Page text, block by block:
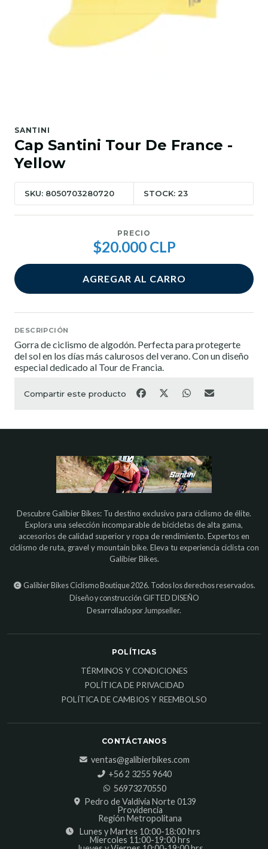
SANTINI
Cap Santini Tour De France -
Yellow
SKU: 8050703280720 STOCK: 23
PRECIO
$20.000 CLP
AGREGAR AL CARRO
DESCRIPCIÓN
Gorra de ciclismo de algodón. Perfecta para protegerte
del sol en los días más calurosos del verano. Con un diseño
especial dedicado al Tour de Francia.
Compartir este producto
Descubre Galibier Bikes: Tu destino exclusivo para ciclismo de élite.
Explora una selección incomparable de bicicletas de alta gama,
accesorios de calidad superior y ropa de rendimiento. Expertos en
ciclismo de ruta, gravel y mountain bike. Eleva tu experiencia ciclista con
Galibier Bikes.
Galibier Bikes Ciclismo Boutique 2026. Todos los derechos reservados.
Diseño y construcción GIFTED DISEÑO
Desarrollado por Jumpseller.
POLÍTICAS
TÉRMINOS Y CONDICIONES
POLÍTICA DE PRIVACIDAD
POLÍTICA DE CAMBIOS Y REEMBOLSO
CONTÁCTANOS
ventas@galibierbikes.com
‎+56 2 3255 9640
56973270550
Pedro de Valdivia Norte 0139
Providencia
Región Metropolitana
Lunes y Martes 10:00-18:00 hrs
Miercoles 11:00-19:00 hrs